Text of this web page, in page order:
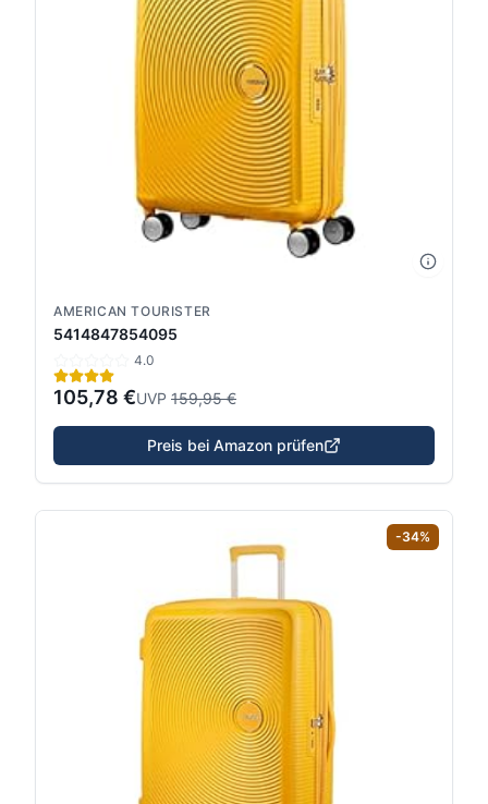
AMERICAN TOURISTER
5414847854095
4.0
105,78 €UVP 159,95 €
Preis bei Amazon prüfen
-34%